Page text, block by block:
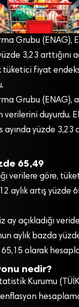
Grubu (ENAG),
3,23 arttığını
tüketici fiyat
Grubu (ENAG),
verilerini duyurdu.
ayında yüzde 3,23
65,49
verilere göre,
aylık artış yüzde
ay açıkladığı
aylık bazda
olarak
nedir?
Kurumu
enflasyon